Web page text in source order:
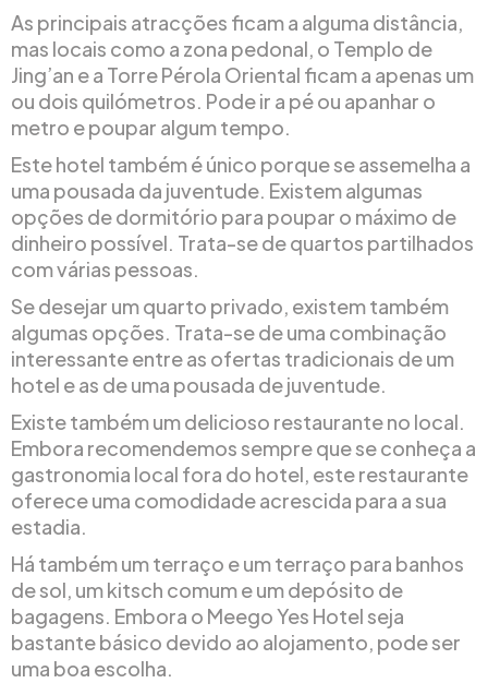
As principais atracções ficam a alguma distância,
mas locais como a zona pedonal, o Templo de
Jing’an e a Torre Pérola Oriental ficam a apenas um
ou dois quilómetros. Pode ir a pé ou apanhar o
metro e poupar algum tempo.
Este hotel também é único porque se assemelha a
uma pousada da juventude. Existem algumas
opções de dormitório para poupar o máximo de
dinheiro possível. Trata-se de quartos partilhados
com várias pessoas.
Se desejar um quarto privado, existem também
algumas opções. Trata-se de uma combinação
interessante entre as ofertas tradicionais de um
hotel e as de uma pousada de juventude.
Existe também um delicioso restaurante no local.
Embora recomendemos sempre que se conheça a
gastronomia local fora do hotel, este restaurante
oferece uma comodidade acrescida para a sua
estadia.
Há também um terraço e um terraço para banhos
de sol, um kitsch comum e um depósito de
bagagens. Embora o Meego Yes Hotel seja
bastante básico devido ao alojamento, pode ser
uma boa escolha.